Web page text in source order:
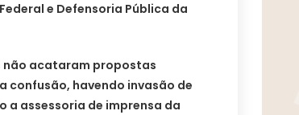
e Defensoria Pública da
não acataram propostas
confusão, havendo invasão de
a assessoria de imprensa da